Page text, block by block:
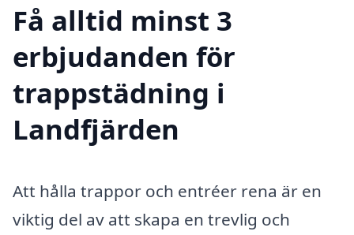
Få alltid minst 3
erbjudanden för
trappstädning i
Landfjärden
Att hålla trappor och entréer rena är en
viktig del av att skapa en trevlig och